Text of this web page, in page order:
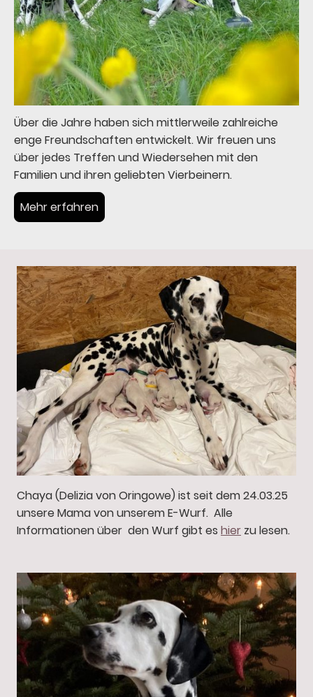
Über die Jahre haben sich mittlerweile zahlreiche
enge Freundschaften entwickelt. Wir freuen uns
über jedes Treffen und Wiedersehen mit den
Familien und ihren geliebten Vierbeinern.
Mehr erfahren
Chaya (Delizia von Oringowe) ist seit dem 24.03.25
unsere Mama von unserem E-Wurf. Alle
Informationen über den Wurf gibt es hier zu lesen.